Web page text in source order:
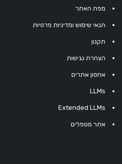
מפת האתר
תנאי שימוש ומדיניות פרטיות
תקנון
הצהרת נגישות
אחסון אתרים
LLMs
Extended LLMs
אתר מטפלים